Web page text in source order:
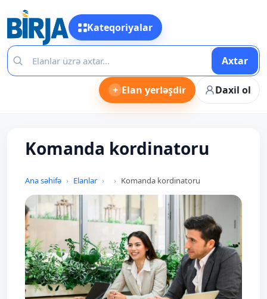
Kateqoriyalar
Axtar
+ Elan yerləşdir Daxil ol
Komanda kordinatoru
Ana səhifə Elanlar Komanda kordinatoru